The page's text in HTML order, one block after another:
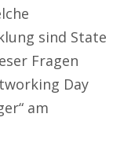
sind State
Fragen
Day
am